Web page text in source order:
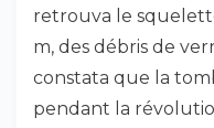
retrouva le
m, des débris de
constata que la
pendant la